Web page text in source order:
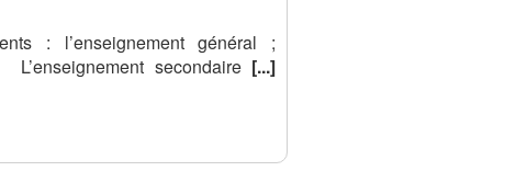
: l’enseignement général ;
secondaire [...]